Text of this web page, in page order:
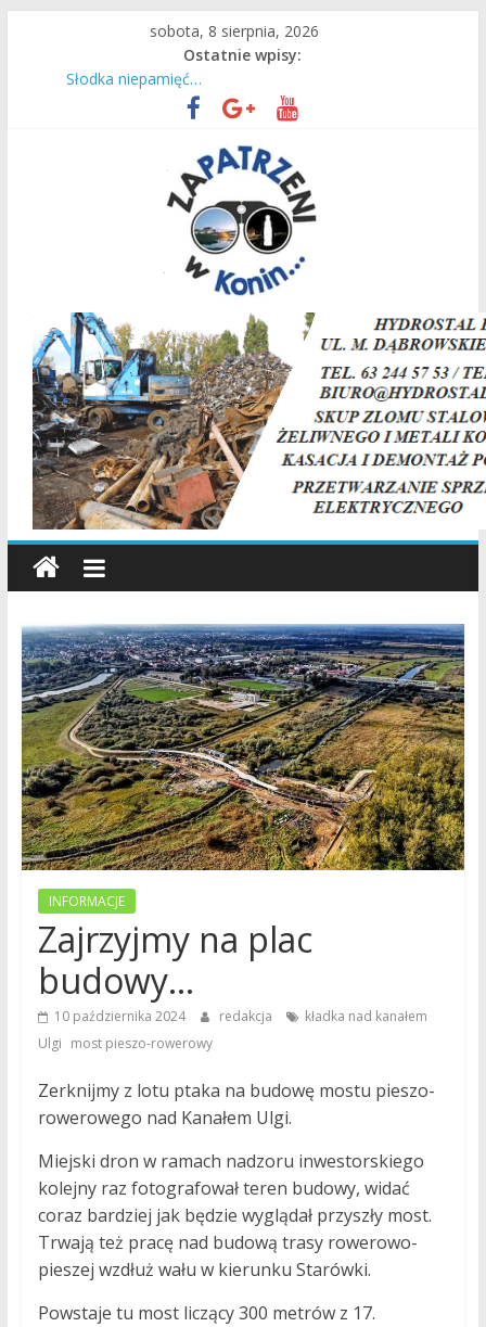
sobota, 8 sierpnia, 2026
Ostatnie wpisy:
Czas intensywnej pracy dla naszych ciepłowników!
Słodka niepamięć…
Są wakacje, mamy Przystań Gosławice!
Do Lichenia z konińskim PKS!
36. raz wyruszyli na Jasną Górę
Zapatrzeni
w
Konin
wiadomości,
informacje,
sport,
Konin,
Koło,
Słupca,
Wielkopolska,
Polska
INFORMACJE
Zajrzyjmy na plac
budowy…
10 października 2024 redakcja
kładka nad kanałem
Ulgi most pieszo-rowerowy
Zerknijmy z lotu ptaka na budowę mostu pieszo-
rowerowego nad Kanałem Ulgi.
Miejski dron w ramach nadzoru inwestorskiego
kolejny raz fotografował teren budowy, widać
coraz bardziej jak będzie wyglądał przyszły most.
Trwają też pracę nad budową trasy rowerowo-
pieszej wzdłuż wału w kierunku Starówki.
Powstaje tu most liczący 300 metrów z 17.